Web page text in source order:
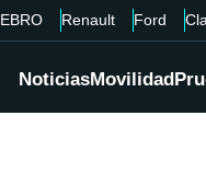
EBRO Renault Ford
NoticiasMovilidad